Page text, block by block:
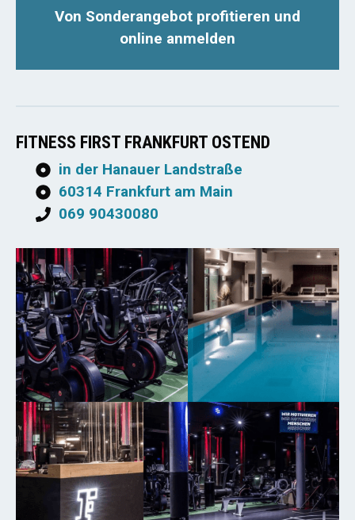
Von Sonderangebot profitieren und
online anmelden
FITNESS FIRST FRANKFURT OSTEND
in der Hanauer Landstraße
60314 Frankfurt am Main
069 90430080